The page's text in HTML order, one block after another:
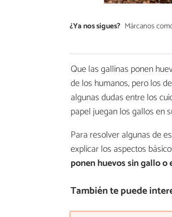
¿Ya nos sigues? Márcanos
Que las gallinas ponen
de los humanos, pero los
algunas dudas entre los
papel juegan los gallos en
Para resolver algunas de
explicar los aspectos
ponen huevos sin gallo o
También te puede